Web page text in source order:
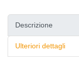
Descrizione
Ulteriori dettagli